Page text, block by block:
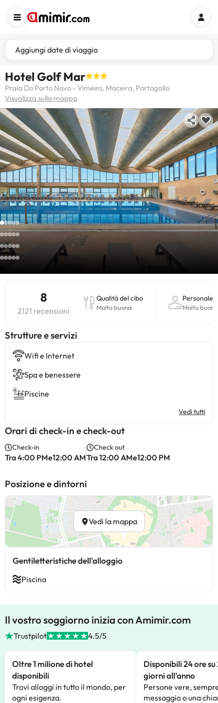
Aggiungi date di viaggio
Hotel Golf Mar
Praia Do Porto Novo - Vimeiro, Maceira, Portogallo
Visualizza sulla mappa
8
2121 recensioni
Qualità del cibo
Molto buona
Personale
Molto buona
​Strutture e servizi
Wifi e Internet
Spa e benessere
Piscine
Vedi tutti
Orari di check-in e check-out
Check-in
Tra 4:00 PMe12:00 AM
Check out
Tra 12:00 AMe12:00 PM
Posizione e dintorni
Vedi la mappa
Gentiletteristiche dell'alloggio
Piscina
Il vostro soggiorno inizia con Amimir.com
Trustpilot 4.5/5
Oltre 1 milione di hotel
disponibili
Trovi alloggi in tutto il mondo, per
ogni esigenza.
Disponibili 24 ore su
giorni all’anno
Persone vere,
messaggio o una